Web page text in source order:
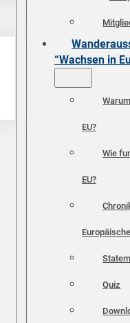
“Wachsen in
EU?
Wie
EU?
Quiz